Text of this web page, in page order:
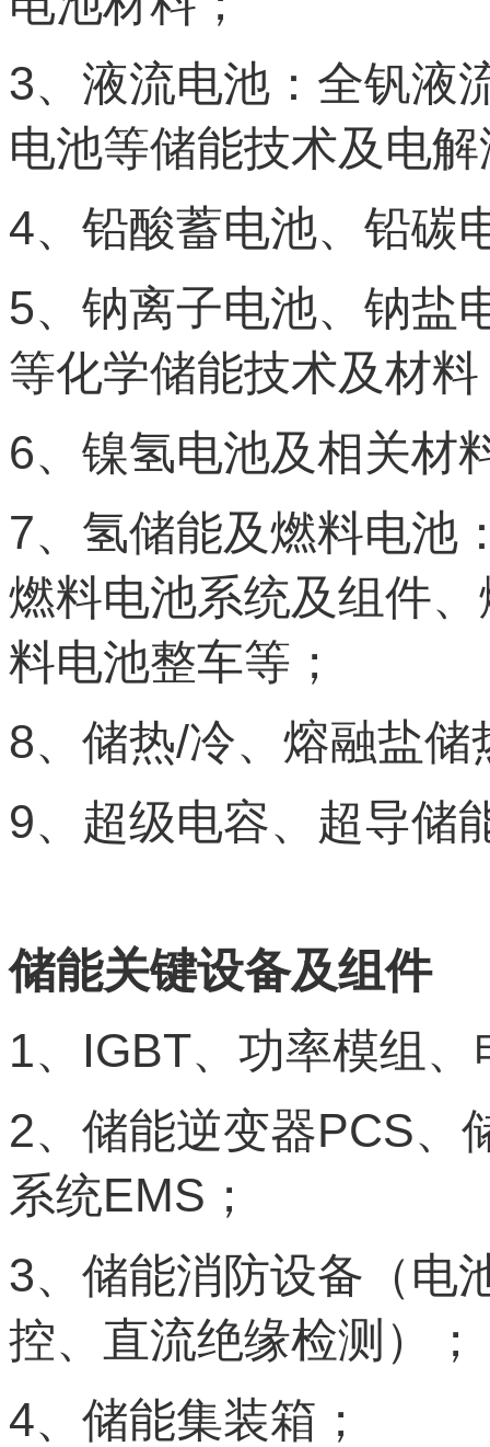
3、液流电池：全钒液
电池等储能技术及电
4、铅酸蓄电池、铅碳
5、钠离子电池、钠盐
等化学储能技术及材料
6、镍氢电池及相关材
7、氢储能及燃料电池
燃料电池系统及组件
料电池整车等；
8、储热/冷、熔融盐储
9、超级电容、超导储
储能关键设备及组件
1、 IGBT、功率模组
2、储能逆变器PCS、
系统EMS ；
3、储能消防设备（电
控、直流绝缘检测）；
4、储能集装箱；